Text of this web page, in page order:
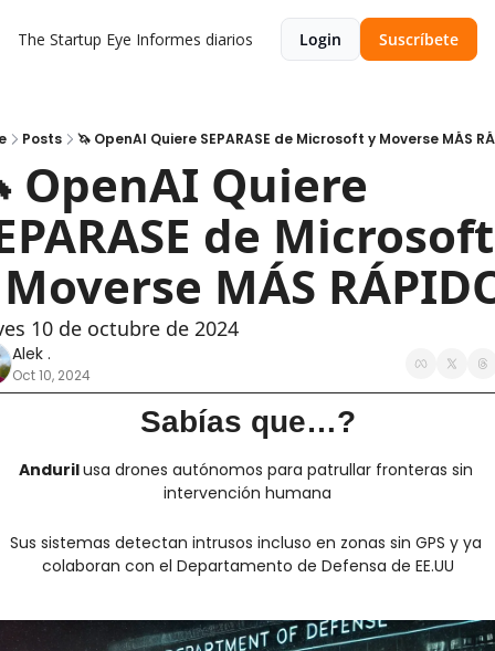
The Startup Eye Informes diarios Login Suscríbete
Posts 🦄 OpenAI Quiere SEPARASE de Microsoft y Moverse MÁS
OpenAI Quiere
de Microsoft
MÁS
10 de octubre de 2024
Alek .
Oct 10, 2024
Sabías que…?
Anduril usa drones autónomos para patrullar fronteras sin
intervención humana
Sus sistemas detectan intrusos incluso en zonas sin GPS y ya
colaboran con el Departamento de Defensa de EE.UU